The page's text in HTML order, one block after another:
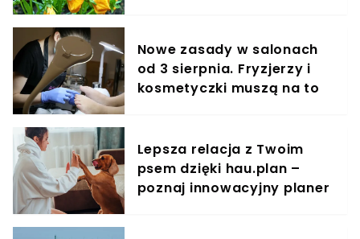
Nowe zasady w salonach
od 3 sierpnia. Fryzjerzy i
kosmetyczki muszą na to
Lepsza relacja z Twoim
psem dzięki hau.plan –
poznaj innowacyjny planer